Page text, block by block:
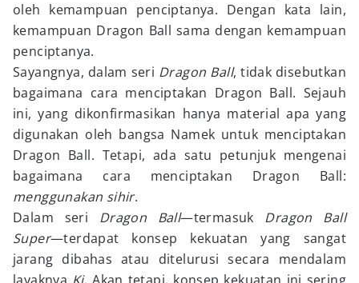
oleh kemampuan penciptanya. Dengan kata lain,
kemampuan Dragon Ball sama dengan kemampuan
penciptanya.
Sayangnya, dalam seri Dragon Ball, tidak disebutkan
bagaimana cara menciptakan Dragon Ball. Sejauh
ini, yang dikonfirmasikan hanya material apa yang
digunakan oleh bangsa Namek untuk menciptakan
Dragon Ball. Tetapi, ada satu petunjuk mengenai
bagaimana cara menciptakan Dragon Ball:
menggunakan sihir.
Dalam seri Dragon Ball—termasuk Dragon Ball
Super—terdapat konsep kekuatan yang sangat
jarang dibahas atau ditelurusi secara mendalam